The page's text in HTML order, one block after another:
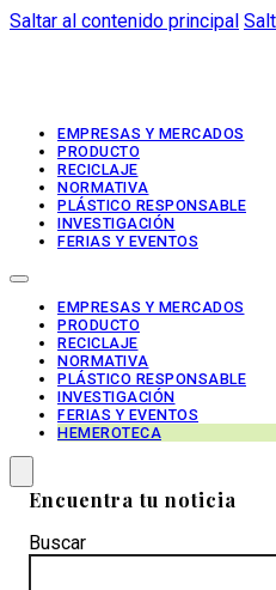
Saltar al contenido principal
EMPRESAS Y MERCADOS
PRODUCTO
RECICLAJE
NORMATIVA
PLÁSTICO RESPONSABLE
INVESTIGACIÓN
FERIAS Y EVENTOS
EMPRESAS Y MERCADOS
PRODUCTO
RECICLAJE
NORMATIVA
PLÁSTICO RESPONSABLE
INVESTIGACIÓN
FERIAS Y EVENTOS
HEMEROTECA
Encuentra tu noticia
Buscar